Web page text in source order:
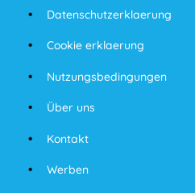
Datenschutzerklaerung
Cookie erklaerung
Nutzungsbedingungen
Über uns
Kontakt
Werben